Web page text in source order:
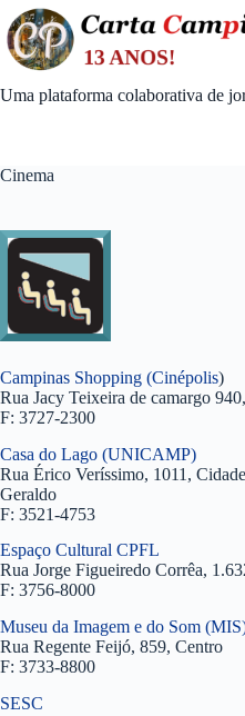
Skip
to
content
Uma plataforma colaborativa de
Cinema
Campinas Shopping (Cinépolis)
Rua Jacy Teixeira de camargo
F: 3727-2300
Casa do Lago (UNICAMP)
Rua Érico Veríssimo, 1011,
Geraldo
F: 3521-4753
Espaço Cultural CPFL
Rua Jorge Figueiredo Corrêa,
F: 3756-8000
Museu da Imagem e do Som
Rua Regente Feijó, 859, Centro
F: 3733-8800
SESC